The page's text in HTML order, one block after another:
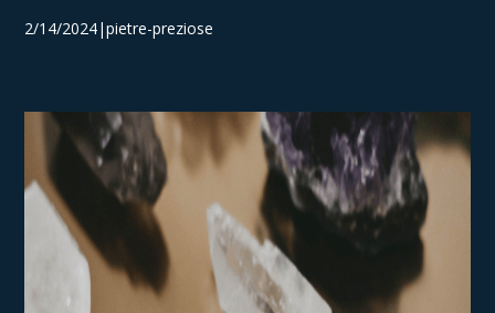
2/14/2024|pietre-preziose